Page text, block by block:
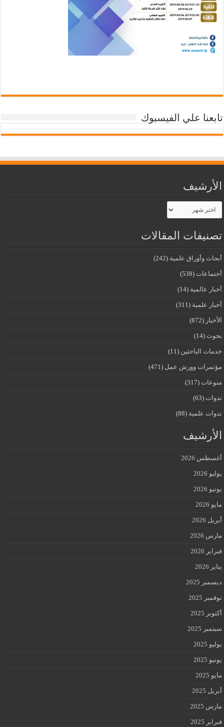
تابعنا علي الفيسبوك
الأرشيف
الأرشيف
تصنيفات المقالات
أبحاث وأوراق علمية (242)
أجتماعات (538)
أخبار عالمية (14)
أخبار علمية (311)
الأخبار (872)
بحوث (14)
خدمات الباحثين (11)
مؤتمرات وورش عمل (471)
منوعات (317)
ندوات (63)
ندوات علمية (88)
الأرشيف
أغسطس 2026
يوليو 2026
يونيو 2026
مايو 2026
أبريل 2026
مارس 2026
فبراير 2026
يناير 2026
ديسمبر 2025
نوفمبر 2025
أكتوبر 2025
سبتمبر 2025
يوليو 2025
يونيو 2025
مايو 2025
أبريل 2025
مارس 2025
فبراير 2025